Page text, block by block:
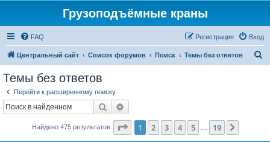
Грузоподъёмные краны
FAQ Вход
Регистрация
Центральный сайт Список форумов Поиск Темы без ответов
Темы без ответов
Перейти к расширенному поиску
Поиск
Найдено 475 результатов Страница из 19
1 2 3 4 5 19